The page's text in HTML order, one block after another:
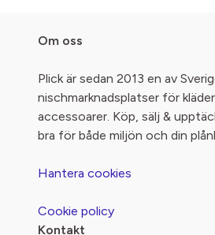
Om oss
Plick är sedan 2013 en av
nischmarknadsplatser för
accessoarer. Köp, sälj &
bra för både miljön och din
Hantera cookies
Cookie policy
Kontakt